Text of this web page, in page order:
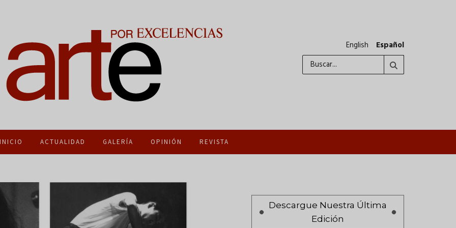
English
Español
INICIO ACTUALIDAD GALERÍA OPINIÓN REVISTA
Descargue Nuestra Última
Edición
Paginación